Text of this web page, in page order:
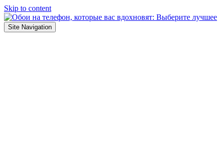
Skip to content
Site Navigation